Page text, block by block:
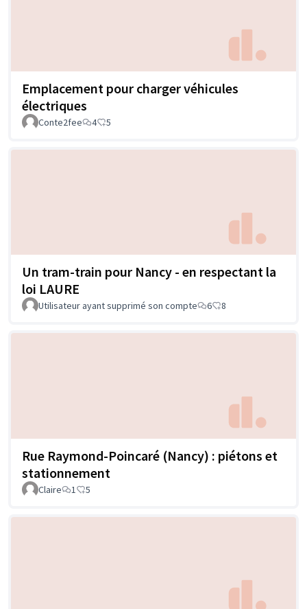
Emplacement pour charger véhicules
électriques
Conte2fee 4 5
Un tram-train pour Nancy - en respectant la
loi LAURE
Utilisateur ayant supprimé son compte 6 8
Rue Raymond-Poincaré (Nancy) : piétons et
stationnement
Claire 1 5